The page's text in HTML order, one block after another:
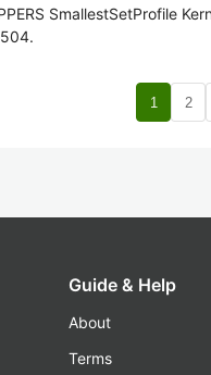
SmallestSetProfile
1 2
Guide & Help
About
Terms